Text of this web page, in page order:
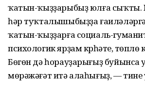
ҡатын-ҡыҙҙарыбыҙ юлға
һәр туҡталышыбыҙҙа
ҡатын-ҡыҙҙарға социаль-
психологик ярҙам күрһәтеү, төплө
Бөгөн дә һорауҙарығыҙ буйынса
мөрәжәғәт итә алаһығыҙ, — тине